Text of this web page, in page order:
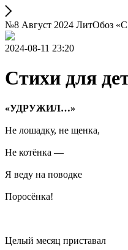
№8 Август 2024 ЛитОбоз
2024-08-11 23:20
Стихи для
«УДРУЖИЛ…»
Не лошадку, не щенка,
Не котёнка —
Я веду на поводке
Поросёнка!
Целый месяц приставал